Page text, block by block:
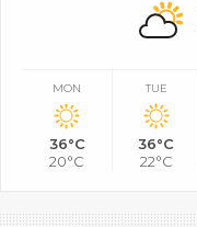
MON
36°C
20°C
TUE
36°C
22°C